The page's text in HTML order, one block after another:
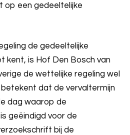
op een gedeeltelijke
de gedeeltelijke
kent, is Hof Den Bosch van
de wettelijke regeling wel
dat de vervaltermijn
dag waarop de
geëindigd voor de
bij de